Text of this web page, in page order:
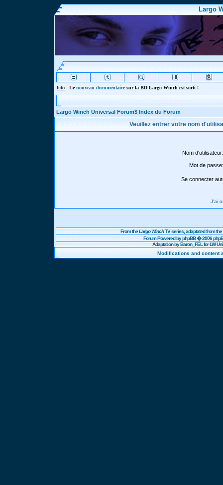
Largo
Info : Lenouveau documentairesur la BD Largo Winch est sorti !
Largo Winch Universal Forum$ Index du Forum
Veuillez entrer votre nom
Nom d'utilisateur:
Mot de passe:
Se connecter
J'ai
From theLargo WinchTV series, adaptated from
Forum Powered byphpBB� 2006
Adaptation by Baron_FEL for LW
Modifications and content